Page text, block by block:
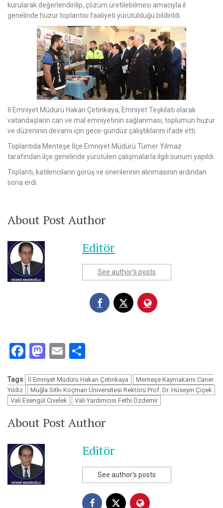
kurularak değerlendirilip, çözüm üretilebilmesi amacıyla il
genelinde huzur toplantısı faaliyeti yürütüldüğü bildirildi.
İl Emniyet Müdürü Hakan Çetinkaya, Emniyet Teşkilatı olarak
vatandaşların can ve mal emniyetinin sağlanması, toplumun huzur
ve düzeninin devamı için gece-gündüz çalıştıklarını ifade etti.
Toplantıda Menteşe İlçe Emniyet Müdürü Tümer Yılmaz
tarafından ilçe genelinde yürütülen çalışmalarla ilgili sunum yapıldı.
Toplantı, katılımcıların görüş ve önerilerinin alınmasının ardından
sona erdi.
About Post Author
Editör
See author's posts
Facebook
Mastodon
Email
Tags İl Emniyet Müdürü Hakan Çetinkaya
Menteşe Kaymakamı Caner
Yıldız
Muğla Sıtkı Koçman Üniversitesi Rektörü Prof. Dr. Hüseyin Çiçek
Vali Esengül Civelek
Vali Yardımcısı Fethi Özdemir
About Post Author
Editör
See author's posts